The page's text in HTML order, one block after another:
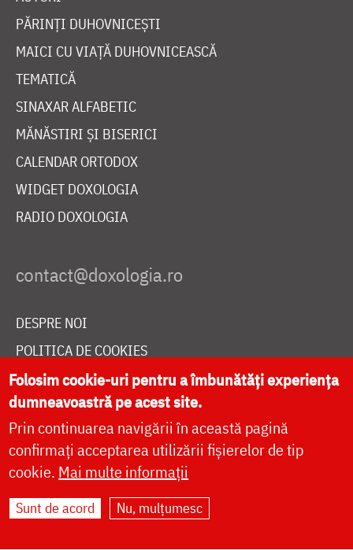
PĂRINȚI DUHOVNICEȘTI
MAICI CU VIAȚĂ DUHOVNICEASCĂ
TEMATICĂ
SINAXAR ALFABETIC
MĂNĂSTIRI ȘI BISERICI
CALENDAR ORTODOX
WIDGET DOXOLOGIA
RADIO DOXOLOGIA
DESPRE NOI
POLITICA DE COOKIES
DONEAZĂ ONLINE PENTRU CATEDRALA NAȚIONALĂ
LIVE
Site dezvoltat deDOXOLOGIA MEDIA
Folosim cookie-uri pentru a îmbunătăți experiența
dumneavoastră pe acest site.
Prin continuarea navigării în această pagină
confirmați acceptarea utilizării fișierelor de tip
cookie. Mai multe informații
Sunt de acord Nu, mulțumesc